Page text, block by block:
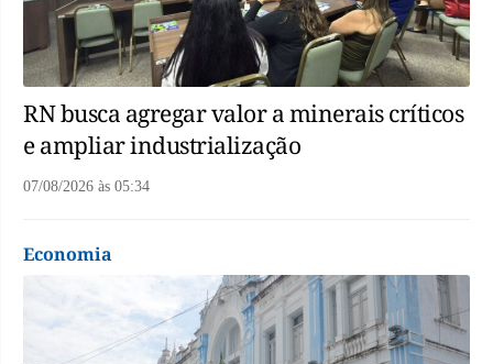
RN busca agregar valor a minerais críticos
e ampliar industrialização
07/08/2026 às 05:34
Economia